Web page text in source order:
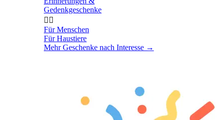
Gedenkgeschenke
 
Für Menschen
Für Haustiere
Mehr Geschenke nach Interesse →